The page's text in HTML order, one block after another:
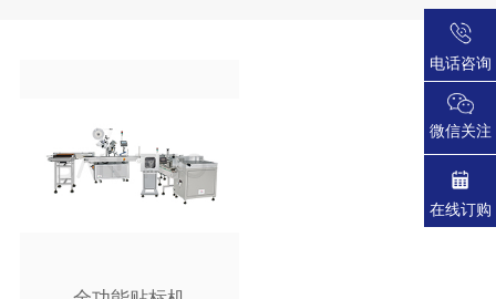
电话咨询
微信关注
在线订购